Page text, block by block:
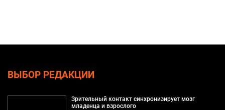
ВЫБОР РЕДАКЦИИ
Зрительный контакт синхронизирует мозг
младенца и взрослого